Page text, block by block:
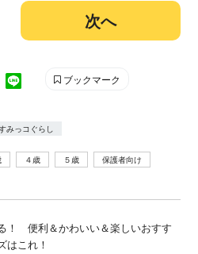
次へ
ブックマーク
みっコぐらし
４歳 ５歳 保護者向け
！ 便利＆かわいい＆楽しいおすす
はこれ！